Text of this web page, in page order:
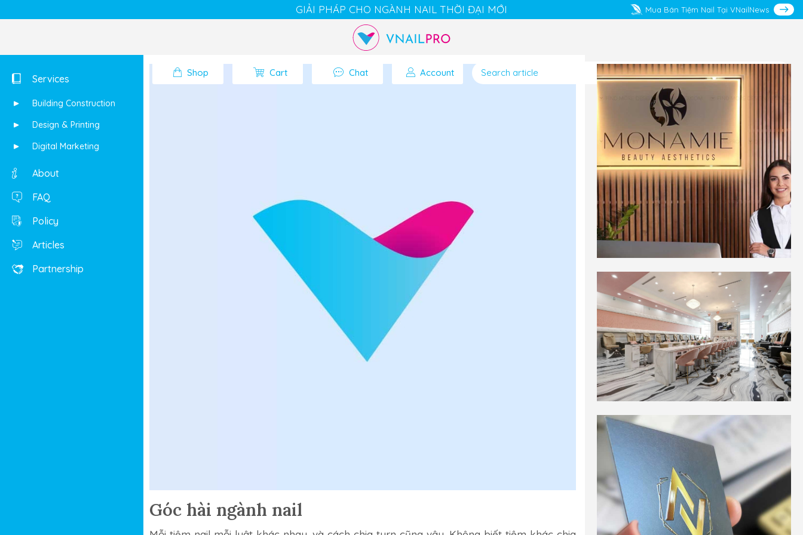
GIẢI PHÁP CHO NGÀNH NAIL THỜI ĐẠI MỚI Mua Bán Tiệm Nail Tại VNailNews
Shop Cart Chat Account
Services
Building Construction
Design & Printing
Digital Marketing
About
FAQ
Policy
Articles
Partnership
Góc hài ngành nail